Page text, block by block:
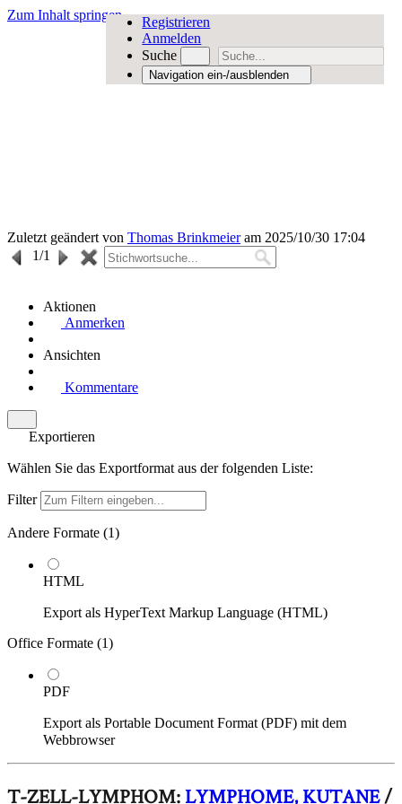
Zum Inhalt springen
Registrieren
Anmelden
Suche
Navigation ein-/ausblenden
Zuletzt geändert von Thomas Brinkmeieram 2025/10/30 17:04
1/1
Aktionen
Anmerken
Ansichten
Kommentare
Exportieren
Wählen Sie das Exportformat aus der folgenden Liste:
Filter
Andere Formate (1)
HTML
Export als HyperText Markup Language (HTML)
Office Formate (1)
PDF
Export als Portable Document Format (PDF) mit dem
Webbrowser
T-ZELL-LYMPHOM:LYMPHOME, KUTANE/